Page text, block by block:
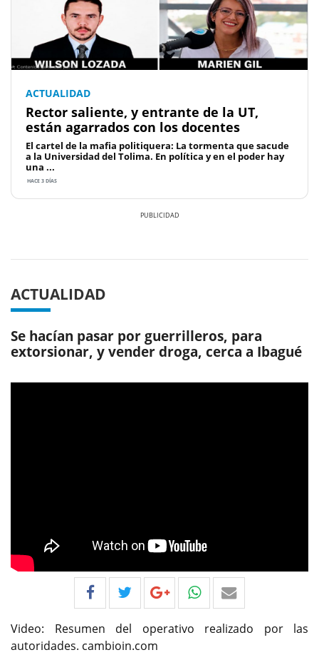
ACTUALIDAD
Rector saliente, y entrante de la UT,
están agarrados con los docentes
El cartel de la mafia politiquera: La tormenta que sacude
a la Universidad del Tolima. En política y en el poder hay
una ...
HACE 3 DÍAS
ACTUALIDAD
Se hacían pasar por guerrilleros, para
extorsionar, y vender droga, cerca a Ibagué
Video: Resumen del operativo realizado por las
autoridades. cambioin.com